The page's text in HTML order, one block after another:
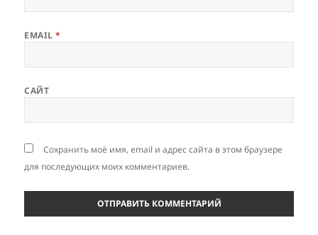
EMAIL*
САЙТ
Сохранить моё имя, email и адрес сайта в этом браузере
для последующих моих комментариев.